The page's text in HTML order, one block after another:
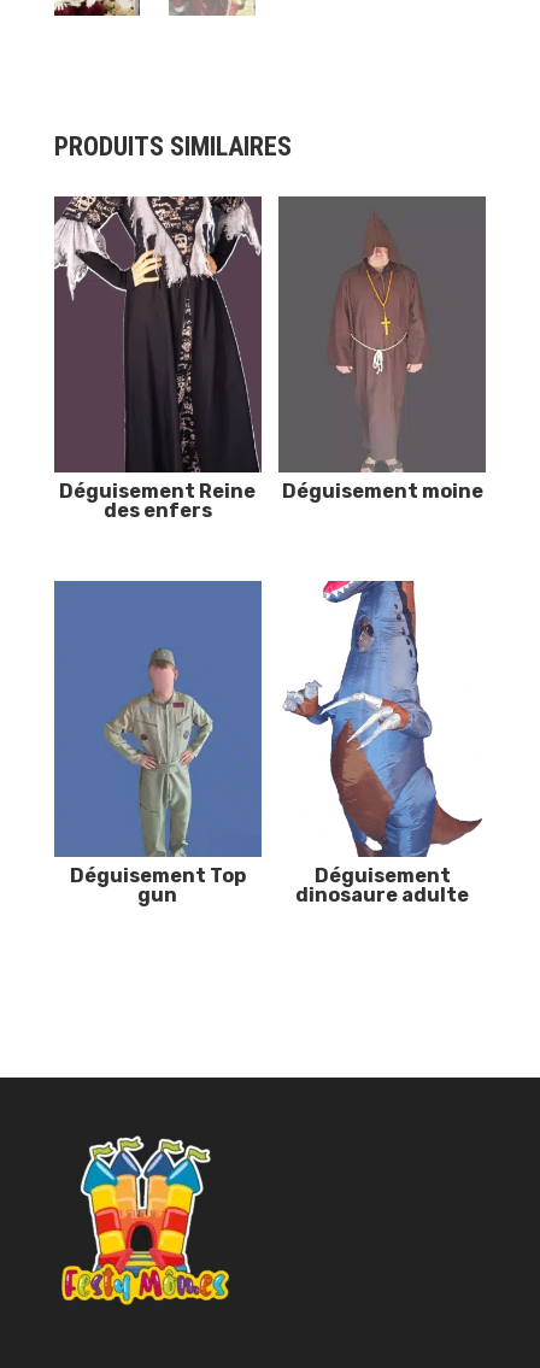
PRODUITS SIMILAIRES
Déguisement Reine
des enfers
Déguisement moine
Déguisement Top
gun
Déguisement
dinosaure adulte